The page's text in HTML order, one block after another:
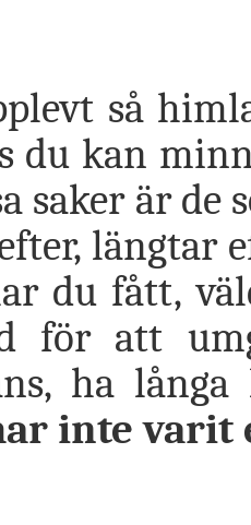
så
du kan
saker är
längtar
du fått,
för att
ha
inte varit